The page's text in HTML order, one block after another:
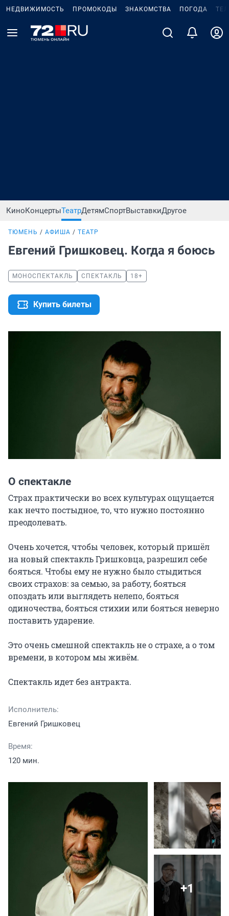
НЕДВИЖИМОСТЬ ПРОМОКОДЫ ЗНАКОМСТВА ПОГОДА
КиноКонцертыТеатрДетямСпортВыставкиДругое
ТЮМЕНЬ АФИША ТЕАТР
Евгений Гришковец. Когда я боюсь
МОНОСПЕКТАКЛЬ СПЕКТАКЛЬ 18+
Купить билеты
О спектакле
Страх практически во всех культурах ощущается
как нечто постыдное, то, что нужно постоянно
преодолевать.
Очень хочется, чтобы человек, который пришёл
на новый спектакль Гришковца, разрешил себе
бояться. Чтобы ему не нужно было стыдиться
своих страхов: за семью, за работу, бояться
опоздать или выглядеть нелепо, бояться
одиночества, бояться стихии или бояться неверно
поставить ударение.
Это очень смешной спектакль не о страхе, а о том
времени, в котором мы живём.
Спектакль идет без антракта.
Исполнитель:
Евгений Гришковец
Время:
120 мин.
+1